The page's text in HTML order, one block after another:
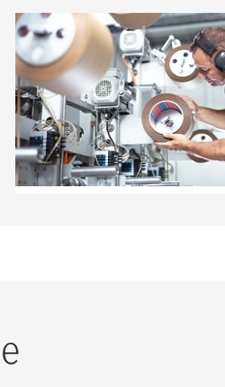
Produzione di cartone
Nastri speciali per processi
di cartone ondulato e
scatole.